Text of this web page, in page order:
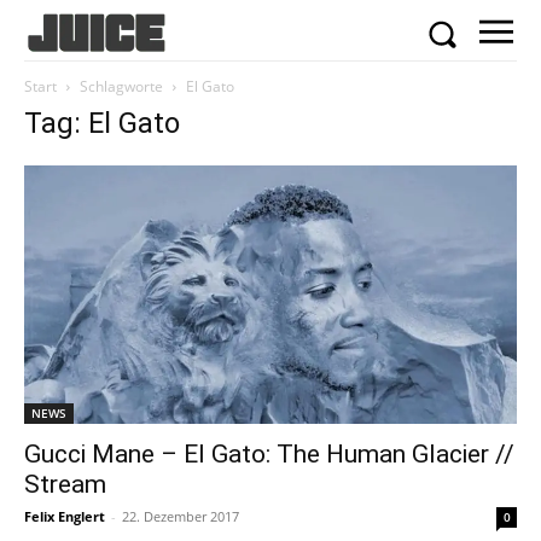
Start Schlagworte El Gato
Tag: El Gato
NEWS
Gucci Mane – El Gato: The Human Glacier //
Stream
Felix Englert - 22. Dezember 2017 0